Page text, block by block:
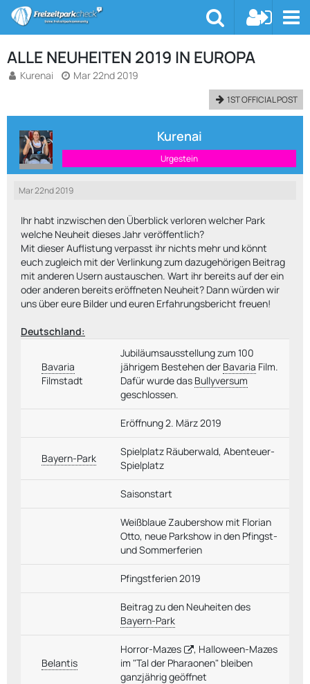
ALLE NEUHEITEN 2019 IN EUROPA
Kurenai Mar 22nd 2019
1ST OFFICIAL POST
Kurenai
Urgestein
Mar 22nd 2019
Ihr habt inzwischen den Überblick verloren welcher Park
welche Neuheit dieses Jahr veröffentlich?
Mit dieser Auflistung verpasst ihr nichts mehr und könnt
euch zugleich mit der Verlinkung zum dazugehörigen Beitrag
mit anderen Usern austauschen. Wart ihr bereits auf der ein
oder anderen bereits eröffneten Neuheit? Dann würden wir
uns über eure Bilder und euren Erfahrungsbericht freuen!
Deutschland:
Bavaria
Filmstadt
Jubiläumsausstellung zum 100
jährigem Bestehen der Bavaria Film.
Dafür wurde das Bullyversum
geschlossen.
Eröffnung 2. März 2019
Bayern-Park
Spielplatz Räuberwald, Abenteuer-
Spielplatz
Saisonstart
Weißblaue Zaubershow mit Florian
Otto, neue Parkshow in den Pfingst-
und Sommerferien
Pfingstferien 2019
Beitrag zu den Neuheiten des
Bayern-Park
Belantis
Horror-Mazes
, Halloween-Mazes
im "Tal der Pharaonen" bleiben
ganzjährig geöffnet